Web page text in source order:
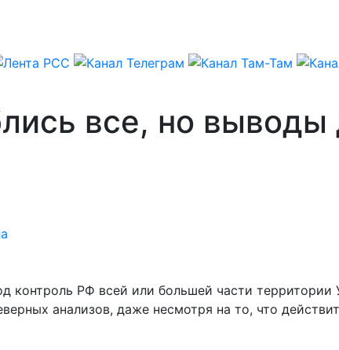
все, но
РФ всей или большей части территории
анализов, даже несмотря на то, что